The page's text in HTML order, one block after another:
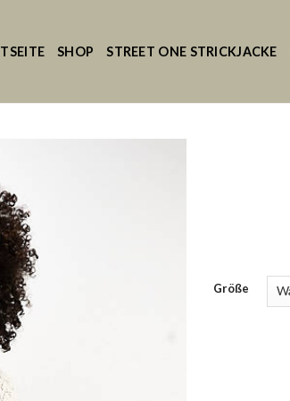
SHOP STREET ONE STRICKJACKE
Größe